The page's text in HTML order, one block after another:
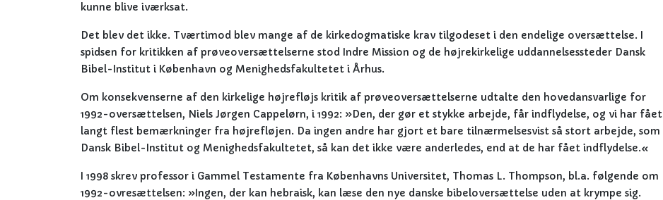
kunne blive iværksat.
Det blev det ikke. Tværtimod blev mange af de kirkedogmatiske krav tilgodeset i den endelige oversættelse. I
spidsen for kritikken af prøveoversættelserne stod Indre Mission og de højrekirkelige uddannelsessteder Dansk
Bibel-Institut i København og Menighedsfakultetet i Århus.
Om konsekvenserne af den kirkelige højrefløjs kritik af prøveoversættelserne udtalte den hovedansvarlige for
1992-oversættelsen, Niels Jørgen Cappelørn, i 1992: »Den, der gør et stykke arbejde, får indflydelse, og vi har fået
langt flest bemærkninger fra højrefløjen. Da ingen andre har gjort et bare tilnærmelsesvist så stort arbejde, som
Dansk Bibel-Institut og Menighedsfakultetet, så kan det ikke være anderledes, end at de har fået indflydelse.«
I 1998 skrev professor i Gammel Testamente fra Københavns Universitet, Thomas L. Thompson, bl.a. følgende om
1992-ovresættelsen: »Ingen, der kan hebraisk, kan læse den nye danske bibeloversættelse uden at krympe sig.